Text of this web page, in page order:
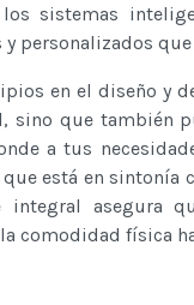
sistemas
personalizados
en el diseño y
sino que también
a tus
está en sintonía
integral asegura
comodidad física